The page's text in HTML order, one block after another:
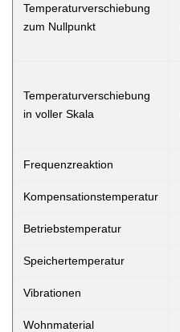
Temperaturverschiebung
zum Nullpunkt
Temperaturverschiebung
in voller Skala
Frequenzreaktion
Kompensationstemperatur
Betriebstemperatur
Speichertemperatur
Vibrationen
Wohnmaterial